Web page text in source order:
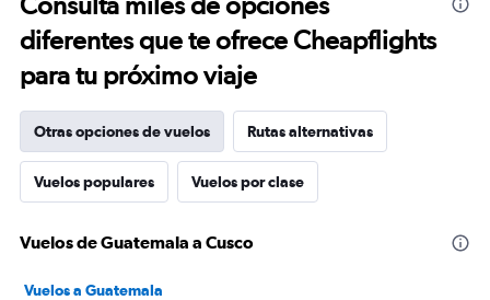
diferentes que te ofrece Cheapflights
para tu próximo viaje
Otras opciones de vuelos Rutas alternativas
Vuelos populares Vuelos por clase
Vuelos de Guatemala a Cusco
Vuelos a Guatemala